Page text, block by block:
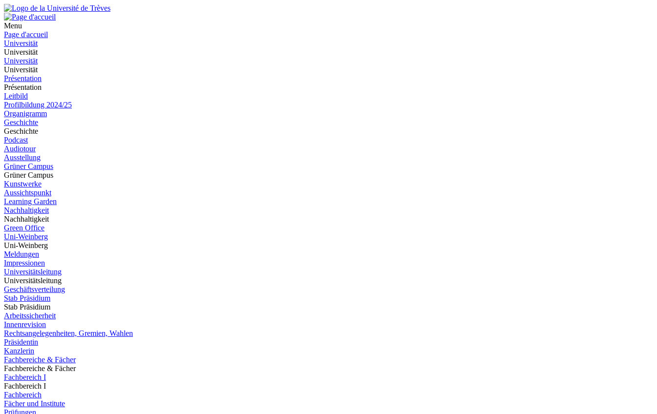
Menu
Page d'accueil
Universität
Universität
Universität
Universität
Présentation
Présentation
Leitbild
Profilbildung 2024/25
Organigramm
Geschichte
Geschichte
Podcast
Audiotour
Ausstellung
Grüner Campus
Grüner Campus
Kunstwerke
Aussichtspunkt
Learning Garden
Nachhaltigkeit
Nachhaltigkeit
Green Office
Uni-Weinberg
Uni-Weinberg
Meldungen
Impressionen
Universitätsleitung
Universitätsleitung
Geschäftsverteilung
Stab Präsidium
Stab Präsidium
Arbeitssicherheit
Innenrevision
Rechtsangelegenheiten, Gremien, Wahlen
Präsidentin
Kanzlerin
Fachbereiche & Fächer
Fachbereiche & Fächer
Fachbereich I
Fachbereich I
Fachbereich
Fächer und Institute
Prüfungen